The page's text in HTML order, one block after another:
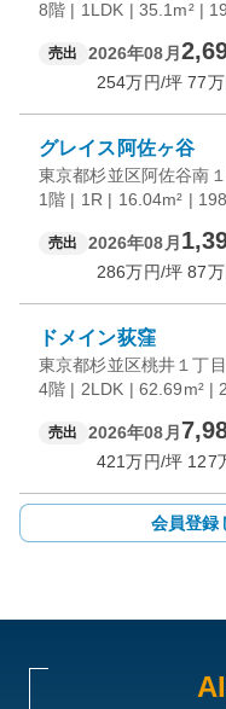
8階 | 1LDK | 35.1m² |
売出 2026年08月
254万円/坪 77
グレイス阿佐ヶ谷
東京都杉並区阿佐谷南
1階 | 1R | 16.04m² |
売出 2026年08月
286万円/坪 87
ドメイン荻窪
東京都杉並区桃井１丁
4階 | 2LDK | 62.69m² |
売出 2026年08月
421万円/坪 127
会員登録